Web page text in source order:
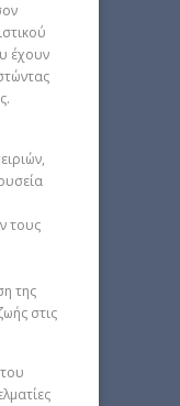
έχουν
τους
της
στις